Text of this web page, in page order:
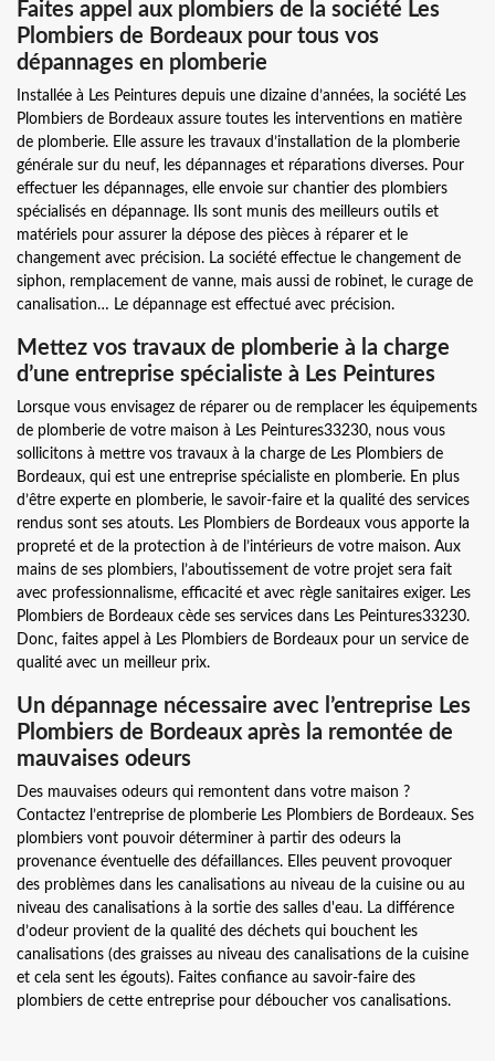
Faites appel aux plombiers de la société Les
Plombiers de Bordeaux pour tous vos
dépannages en plomberie
Installée à Les Peintures depuis une dizaine d’années, la société Les
Plombiers de Bordeaux assure toutes les interventions en matière
de plomberie. Elle assure les travaux d’installation de la plomberie
générale sur du neuf, les dépannages et réparations diverses. Pour
effectuer les dépannages, elle envoie sur chantier des plombiers
spécialisés en dépannage. Ils sont munis des meilleurs outils et
matériels pour assurer la dépose des pièces à réparer et le
changement avec précision. La société effectue le changement de
siphon, remplacement de vanne, mais aussi de robinet, le curage de
canalisation… Le dépannage est effectué avec précision.
Mettez vos travaux de plomberie à la charge
d’une entreprise spécialiste à Les Peintures
Lorsque vous envisagez de réparer ou de remplacer les équipements
de plomberie de votre maison à Les Peintures33230, nous vous
sollicitons à mettre vos travaux à la charge de Les Plombiers de
Bordeaux, qui est une entreprise spécialiste en plomberie. En plus
d’être experte en plomberie, le savoir-faire et la qualité des services
rendus sont ses atouts. Les Plombiers de Bordeaux vous apporte la
propreté et de la protection à de l’intérieurs de votre maison. Aux
mains de ses plombiers, l’aboutissement de votre projet sera fait
avec professionnalisme, efficacité et avec règle sanitaires exiger. Les
Plombiers de Bordeaux cède ses services dans Les Peintures33230.
Donc, faites appel à Les Plombiers de Bordeaux pour un service de
qualité avec un meilleur prix.
Un dépannage nécessaire avec l’entreprise Les
Plombiers de Bordeaux après la remontée de
mauvaises odeurs
Des mauvaises odeurs qui remontent dans votre maison ?
Contactez l’entreprise de plomberie Les Plombiers de Bordeaux. Ses
plombiers vont pouvoir déterminer à partir des odeurs la
provenance éventuelle des défaillances. Elles peuvent provoquer
des problèmes dans les canalisations au niveau de la cuisine ou au
niveau des canalisations à la sortie des salles d'eau. La différence
d’odeur provient de la qualité des déchets qui bouchent les
canalisations (des graisses au niveau des canalisations de la cuisine
et cela sent les égouts). Faites confiance au savoir-faire des
plombiers de cette entreprise pour déboucher vos canalisations.